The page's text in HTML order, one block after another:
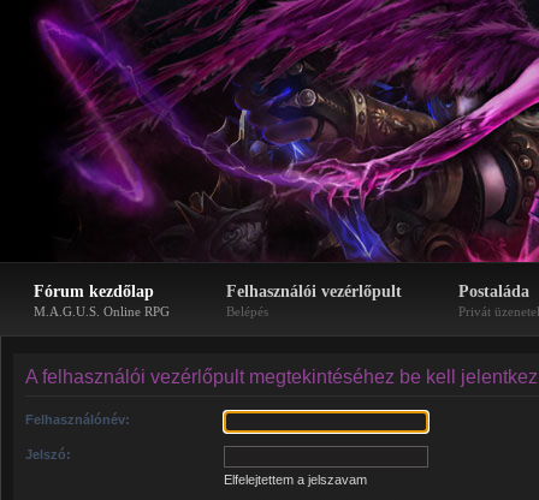
Fórum kezdőlap
M.A.G.U.S. Online RPG
Felhasználói vezérlőpult
Belépés
Postaláda
Privát
A felhasználói vezérlőpult megtekintéséhez be kell
Felhasználónév:
Jelszó:
Elfelejtettem a jelszavam